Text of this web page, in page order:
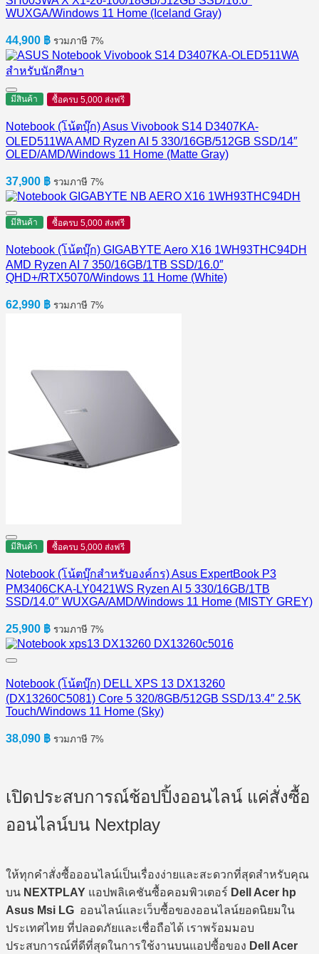
WUXGA/Windows 11 Home (Iceland Gray)
44,900 ฿ รวมภาษี 7%
มีสินค้า ซื้อครบ 5,000 ส่งฟรี
Notebook (โน้ตบุ๊ก) Asus Vivobook S14 D3407KA-
OLED511WA AMD Ryzen AI 5 330/16GB/512GB SSD/14″
OLED/AMD/Windows 11 Home (Matte Gray)
37,900 ฿ รวมภาษี 7%
มีสินค้า ซื้อครบ 5,000 ส่งฟรี
Notebook (โน้ตบุ๊ก) GIGABYTE Aero X16 1WH93THC94DH
AMD Ryzen AI 7 350/16GB/1TB SSD/16.0″
QHD+/RTX5070/Windows 11 Home (White)
62,990 ฿ รวมภาษี 7%
มีสินค้า ซื้อครบ 5,000 ส่งฟรี
Notebook (โน้ตบุ๊กสำหรับองค์กร) Asus ExpertBook P3
PM3406CKA-LY0421WS Ryzen AI 5 330/16GB/1TB
SSD/14.0″ WUXGA/AMD/Windows 11 Home (MISTY GREY)
25,900 ฿ รวมภาษี 7%
Notebook (โน้ตบุ๊ก) DELL XPS 13 DX13260
(DX13260C5081) Core 5 320/8GB/512GB SSD/13.4″ 2.5K
Touch/Windows 11 Home (Sky)
38,090 ฿ รวมภาษี 7%
เปิดประสบการณ์ช้อปปิ้งออนไลน์ แค่สั่งซื้อ
ออนไลน์บน Nextplay
ให้ทุกคำสั่งซื้อออนไลน์เป็นเรื่องง่ายและสะดวกที่สุดสำหรับคุณ
บน NEXTPLAY แอปพลิเคชันซื้อคอมพิวเตอร์ Dell Acer hp
Asus Msi LG ออนไลน์และเว็บซื้อของออนไลน์ยอดนิยมใน
ประเทศไทย ที่ปลอดภัยและเชื่อถือได้ เราพร้อมมอบ
ประสบการณ์ที่ดีที่สุดในการใช้งานบนแอปซื้อของ Dell Acer